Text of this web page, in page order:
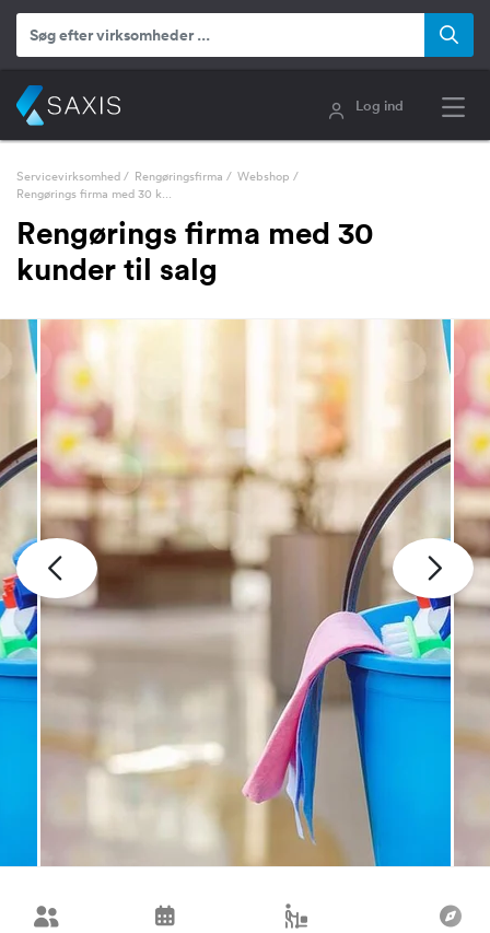
Log ind
Servicevirksomhed/ Rengøringsfirma / Webshop /
Rengørings firma med 30 k...
Rengørings firma med 30
kunder til salg